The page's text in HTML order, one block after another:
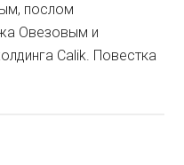
послом
Овезовым и
Calik. Повестка